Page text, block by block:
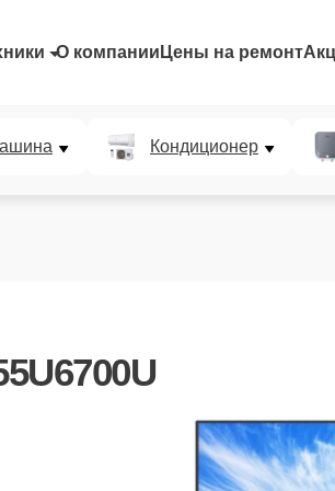
О компании Цены на ремонт
Кондиционер